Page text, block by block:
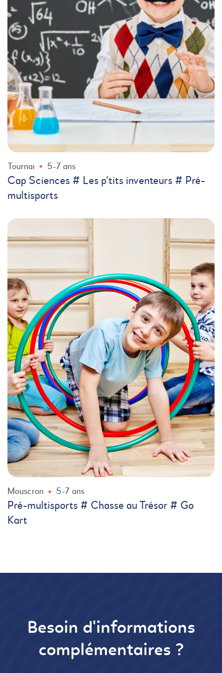
Tournai 5-7 ans
Cap Sciences # Les p'tits inventeurs # Pré-
multisports
Mouscron 5-7 ans
Pré-multisports # Chasse au Trésor # Go
Kart
Besoin d'informations
complémentaires ?